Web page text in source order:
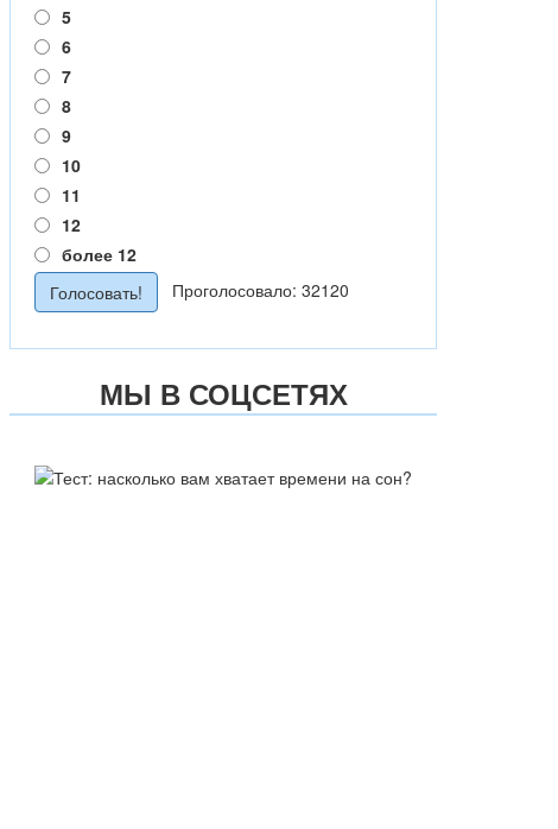
5
6
7
8
9
10
11
12
более 12
Проголосовало: 32120
МЫ В СОЦСЕТЯХ